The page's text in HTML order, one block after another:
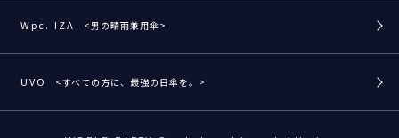
Wpc. IZA <男の晴雨兼用傘>
UVO <すべての方に、最強の日傘を。>